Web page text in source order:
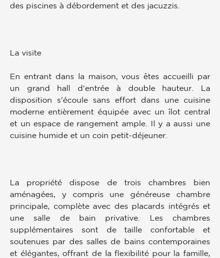
des piscines à débordement et des jacuzzis.
La visite
En entrant dans la maison, vous êtes accueilli par
un grand hall d'entrée à double hauteur. La
disposition s'écoule sans effort dans une cuisine
moderne entièrement équipée avec un îlot central
et un espace de rangement ample. Il y a aussi une
cuisine humide et un coin petit-déjeuner.
La propriété dispose de trois chambres bien
aménagées, y compris une généreuse chambre
principale, complète avec des placards intégrés et
une salle de bain privative. Les chambres
supplémentaires sont de taille confortable et
soutenues par des salles de bains contemporaines
et élégantes, offrant de la flexibilité pour la famille,